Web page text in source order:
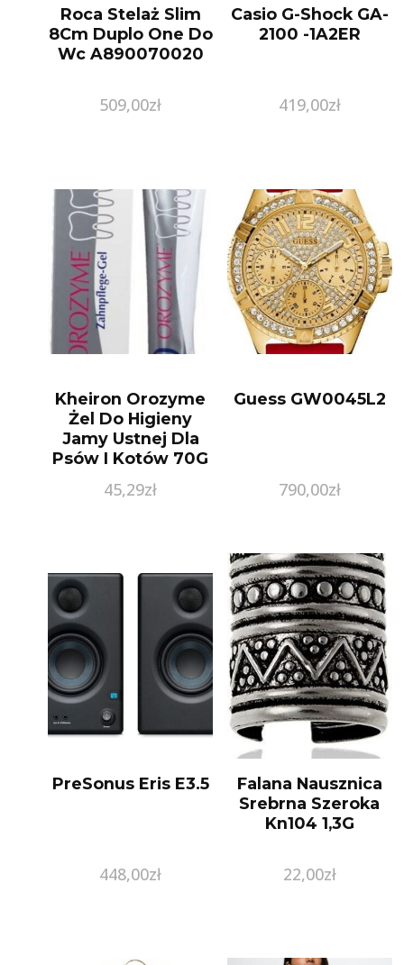
Roca Stelaż Slim
8Cm Duplo One Do
Wc A890070020
509,00zł
Casio G-Shock GA-
2100 -1A2ER
419,00zł
Kheiron Orozyme
Żel Do Higieny
Jamy Ustnej Dla
Psów I Kotów 70G
45,29zł
Guess GW0045L2
790,00zł
PreSonus Eris E3.5
448,00zł
Falana Nausznica
Srebrna Szeroka
Kn104 1,3G
22,00zł